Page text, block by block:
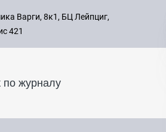
с 09:00
8 495
Варги, 8к1, БЦ Лейпциг,
421